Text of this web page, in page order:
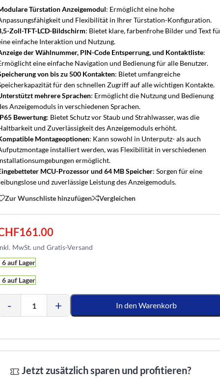
Türstation Anzeigemodul: Ermöglicht eine hohe
und Flexibilität in Ihrer Türstation-Konfiguration.
Zoll-TFT-LCD-Bildschirm: Bietet klare, farbenfrohe Bilder und Text
einfache Interaktion und Nutzung.
der Wählnummer, PIN-Code Entsperrung, und Kontaktliste:
eine einfache Navigation und Bedienung für alle Benutzer.
von bis zu 500 Kontakten: Bietet umfangreiche
für den schnellen Zugriff auf alle wichtigen Kontakte.
mehrere Sprachen: Ermöglicht die Nutzung und Bedienung
Anzeigemoduls in verschiedenen Sprachen.
Bewertung: Bietet Schutz vor Staub und Strahlwasser, was die
und Zuverlässigkeit des Anzeigemoduls erhöht.
Montageoptionen: Kann sowohl in Unterputz- als auch
installiert werden, was Flexibilität in verschiedenen
ermöglicht.
MCU-Prozessor und 64 MB Speicher: Sorgen für eine
und zuverlässige Leistung des Anzeigemoduls.
Zur Wunschliste hinzufügen
Vergleichen
161.00
6 auf Lager
6 auf Lager
- + In den Warenkorb
Jetzt zusätzlich sparen und profitieren?